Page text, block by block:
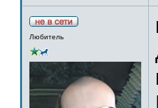
Любитель